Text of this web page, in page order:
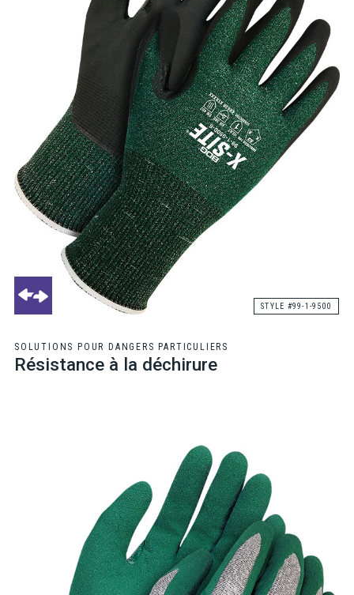
STYLE #99-1-9500
SOLUTIONS POUR DANGERS PARTICULIERS
Résistance à la déchirure